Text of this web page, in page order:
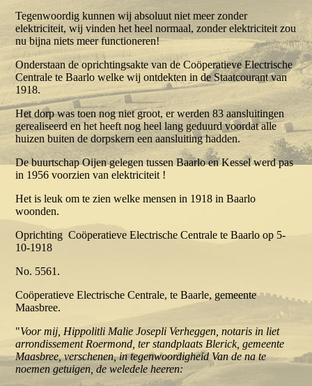
Tegenwoordig kunnen wij absoluut niet meer zonder
elektriciteit, wij vinden het heel normaal, zonder elektriciteit zou
nu bijna niets meer functioneren!
Onderstaan de oprichtingsakte van de Coöperatieve Electrische
Centrale te Baarlo welke wij ontdekten in de Staatcourant van
1918.
Het dorp was toen nog niet groot, er werden 83 aansluitingen
gerealiseerd en het heeft nog heel lang geduurd voordat alle
huizen buiten de dorpskern een aansluiting hadden.
De buurtschap Oijen gelegen tussen Baarlo en Kessel werd pas
in 1956 voorzien van elektriciteit !
Het is leuk om te zien welke mensen in 1918 in Baarlo
woonden.
Oprichting Coöperatieve Electrische Centrale te Baarlo op 5-
10-1918
No. 5561.
Coöperatieve Electrische Centrale, te Baarle, gemeente
Maasbree.
"Voor mij, Hippolitli Malie Josepli Verheggen, notaris in liet
arrondissement Roermond, ter standplaats Blerick, gemeente
Maasbree, verschenen, in tegenwoordigheid Van de na te
noemen getuigen, de weledele heeren: